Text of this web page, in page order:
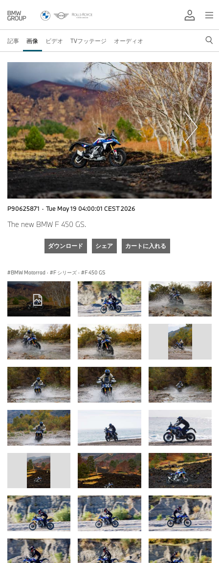
記事 画像 ビデオ TVフッテージ オーディオ
P90625871 · Tue May 19 04:00:01 CEST 2026
The new BMW F 450 GS.
ダウンロード シェア カートに入れる
BMW Motorrad · F シリーズ · F 450 GS